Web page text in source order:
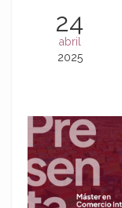
24
abril
2025